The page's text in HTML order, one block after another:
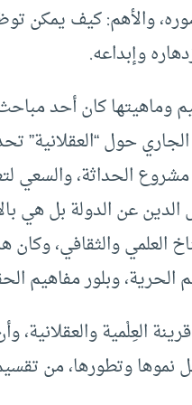
والأهم: كيف يمكن
وإبداعه.
كان أحد مباحث
حول “العقلانية”
الحداثة، والسعي
الدين عن الدولة بل هي
العلمي والثقافي، وكان
الحرية، وبلور مفاهيم
العِلْمية
نموها وتطورها، من